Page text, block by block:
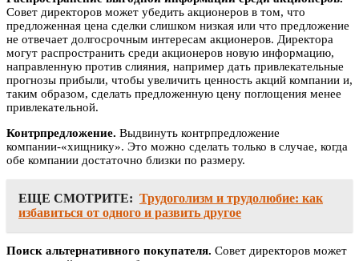
Совет директоров может убедить акционеров в том, что
предложенная цена сделки слишком низкая или что предложение
не отвечает долгосрочным интересам акционеров. Директора
могут распространить среди акционеров новую информацию,
направленную против слияния, например дать привлекательные
прогнозы прибыли, чтобы увеличить ценность акций компании и,
таким образом, сделать предложенную цену поглощения менее
привлекательной.
Контрпредложение. Выдвинуть контрпредложение
компании-«хищнику». Это можно сделать только в случае, когда
обе компании достаточно близки по размеру.
ЕЩЕ СМОТРИТЕ: Трудоголизм и трудолюбие: как
избавиться от одного и развить другое
Поиск альтернативного покупателя. Совет директоров может